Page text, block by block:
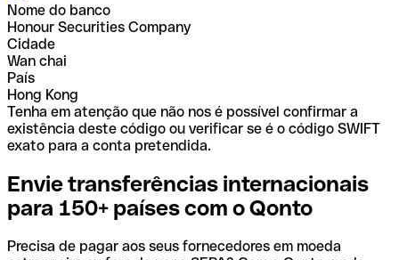
Nome do banco
Honour Securities Company
Cidade
Wan chai
País
Hong Kong
Tenha em atenção que não nos é possível confirmar a
existência deste código ou verificar se é o código SWIFT
exato para a conta pretendida.
Envie transferências internacionais
para 150+ países com o Qonto
Precisa de pagar aos seus fornecedores em moeda